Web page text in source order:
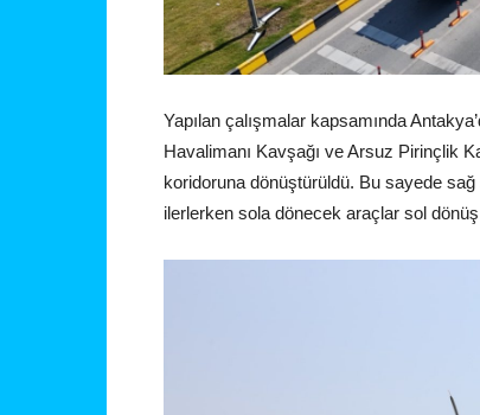
Yapılan çalışmalar kapsamında
Havalimanı Kavşağı ve Arsuz Pirinçlik
koridoruna dönüştürüldü. Bu sayede
ilerlerken sola dönecek araçlar sol